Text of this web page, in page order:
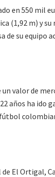
en 550 mil
(1,92 m) y
de su equipo
valor de
años ha ido
fútbol
El Ortigal,